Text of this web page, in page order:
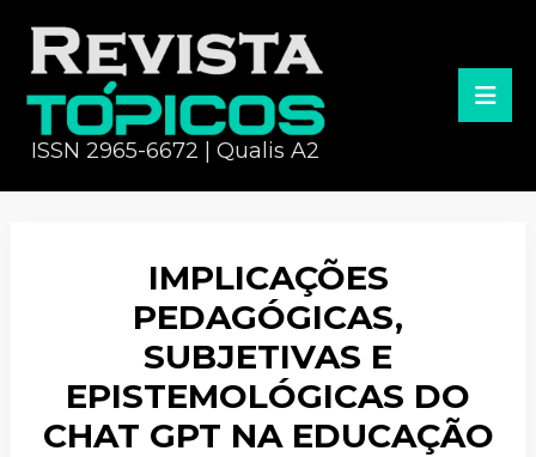
ISSN 2965-6672 | Qualis A2
IMPLICAÇÕES
PEDAGÓGICAS,
SUBJETIVAS E
EPISTEMOLÓGICAS DO
CHAT GPT NA EDUCAÇÃO